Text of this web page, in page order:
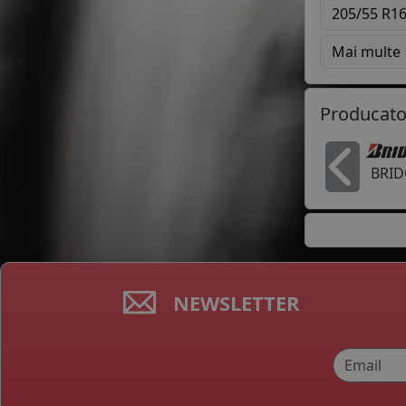
205/55 R16
Mai multe
NEWSLETTER